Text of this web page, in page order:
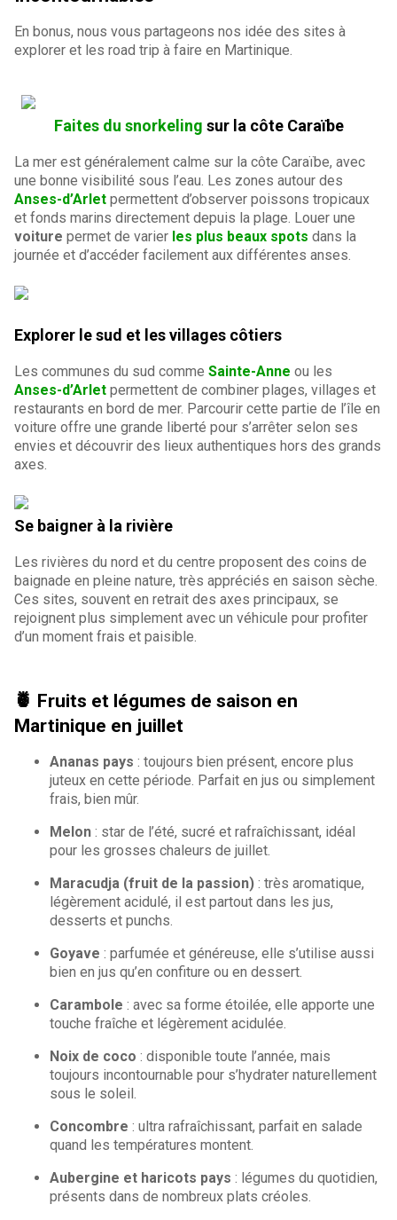
En bonus, nous vous partageons nos idée des sites à
explorer et les road trip à faire en Martinique.
Faites du snorkeling sur la côte Caraïbe
La mer est généralement calme sur la côte Caraïbe, avec
une bonne visibilité sous l’eau. Les zones autour des
Anses-d’Arlet permettent d’observer poissons tropicaux
et fonds marins directement depuis la plage. Louer une
voiture permet de varier les plus beaux spots dans la
journée et d’accéder facilement aux différentes anses.
Explorer le sud et les villages côtiers
Les communes du sud comme Sainte-Anne ou les
Anses-d’Arlet permettent de combiner plages, villages et
restaurants en bord de mer. Parcourir cette partie de l’île en
voiture offre une grande liberté pour s’arrêter selon ses
envies et découvrir des lieux authentiques hors des grands
axes.
Se baigner à la rivière
Les rivières du nord et du centre proposent des coins de
baignade en pleine nature, très appréciés en saison sèche.
Ces sites, souvent en retrait des axes principaux, se
rejoignent plus simplement avec un véhicule pour profiter
d’un moment frais et paisible.
🍍 Fruits et légumes de saison en
Martinique en juillet
Ananas pays : toujours bien présent, encore plus
juteux en cette période. Parfait en jus ou simplement
frais, bien mûr.
Melon : star de l’été, sucré et rafraîchissant, idéal
pour les grosses chaleurs de juillet.
Maracudja (fruit de la passion) : très aromatique,
légèrement acidulé, il est partout dans les jus,
desserts et punchs.
Goyave : parfumée et généreuse, elle s’utilise aussi
bien en jus qu’en confiture ou en dessert.
Carambole : avec sa forme étoilée, elle apporte une
touche fraîche et légèrement acidulée.
Noix de coco : disponible toute l’année, mais
toujours incontournable pour s’hydrater naturellement
sous le soleil.
Concombre : ultra rafraîchissant, parfait en salade
quand les températures montent.
Aubergine et haricots pays : légumes du quotidien,
présents dans de nombreux plats créoles.